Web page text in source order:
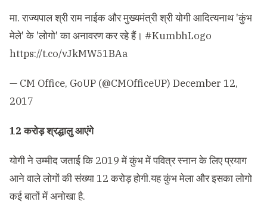
मा. राज्यपाल श्री राम नाईक और मुख्यमंत्री श्री योगी आदित्यनाथ 'कुंभ
मेले' के 'लोगो' का अनावरण कर रहे हैं। #KumbhLogo
https://t.co/vJkMW51BAa
— CM Office, GoUP (@CMOfficeUP) December 12,
2017
12 करोड़ श्रद्धालु आएंगे
योगी ने उम्मीद जताई कि 2019 में कुंभ में पवित्र स्नान के लिए प्रयाग
आने वाले लोगों की संख्या 12 करोड़ होगी.यह कुंभ मेला और इसका लोगो
कई बातों में अनोखा है.